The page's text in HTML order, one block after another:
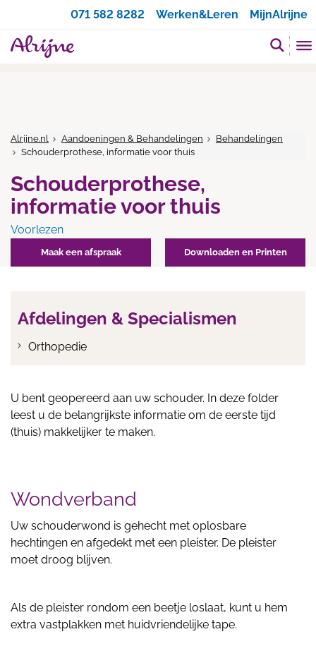
071 582 8282
Werken&Leren MijnAlrijne
Alrijne.nl Aandoeningen & Behandelingen
Behandelingen
Schouderprothese, informatie voor thuis
Schouderprothese,
informatie voor thuis
Voorlezen
Maak een afspraak Downloaden en Printen
Afdelingen & Specialismen
Orthopedie
U bent geopereerd aan uw schouder. In deze folder
leest u de belangrijkste informatie om de eerste tijd
(thuis) makkelijker te maken.
Wondverband
Uw schouderwond is gehecht met oplosbare
hechtingen en afgedekt met een pleister. De pleister
moet droog blijven.
Als de pleister rondom een beetje loslaat, kunt u hem
extra vastplakken met huidvriendelijke tape.